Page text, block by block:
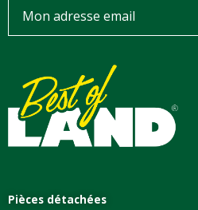
Pièces détachées